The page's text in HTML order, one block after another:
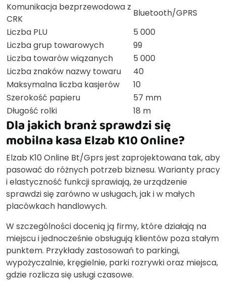
Komunikacja bezprzewodowa z
CRK
Bluetooth/GPRS
Liczba PLU
5 000
Liczba grup towarowych
99
Liczba towarów wiązanych
5 000
Liczba znaków nazwy towaru
40
Maksymalna liczba kasjerów
10
Szerokość papieru
57 mm
Długość rolki
18 m
Dla jakich branż sprawdzi się
mobilna kasa Elzab K10 Online?
Elzab K10 Online Bt/Gprs jest zaprojektowana tak, aby
pasować do różnych potrzeb biznesu. Warianty pracy
i elastyczność funkcji sprawiają, że urządzenie
sprawdzi się zarówno w usługach, jak i w małych
placówkach handlowych.
W szczególności docenią ją firmy, które działają na
miejscu i jednocześnie obsługują klientów poza stałym
punktem. Przykłady zastosowań to parkingi,
wypożyczalnie, kręgielnie, parki rozrywki oraz miejsca,
gdzie rozlicza się usługi czasowe.